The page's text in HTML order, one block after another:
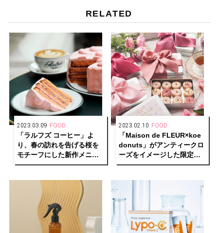
RELATED
2023.03.09 FOOD
「ラルフズ コーヒー」よ
り、春の訪れを告げる桜を
モチーフにした新作メニュ
ーが登場
2023.02.10 FOOD
「Maison de FLEUR×koe
donuts」がアンティークロ
ーズをイメージした限定ク
ッキー缶で初のコラボレー